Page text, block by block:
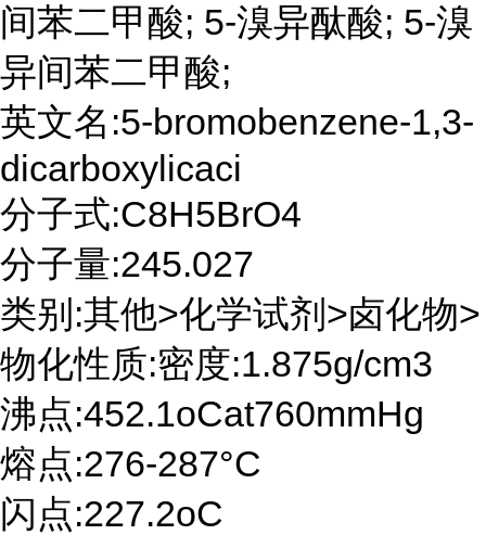
间苯二甲酸; 5-溴异酞酸; 5-溴
异间苯二甲酸;
英文名:5-bromobenzene-1,3-
dicarboxylicaci
分子式:C8H5BrO4
分子量:245.027
类别:其他>化学试剂>卤化物>
物化性质:密度:1.875g/cm3
沸点:452.1oCat760mmHg
熔点:276-287°C
闪点:227.2oC